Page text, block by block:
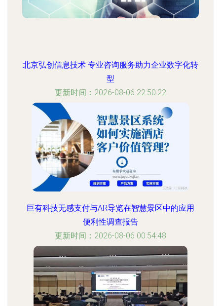
北京弘创信息技术 专业咨询服务助力企业数字化转
型
更新时间：2026-08-06 22:50:22
巨有科技无感支付与AR导览在智慧景区中的应用
便利性调查报告
更新时间：2026-08-06 00:54:48